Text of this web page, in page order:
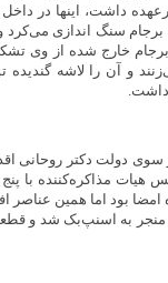
داشت، اینها در
برجام سنگ اندازی می‌کرد و
خارج شده از وی
و آن را لاشه گندیده
داشت.
سوی دولت دکتر روحانی
مذاکره‌کننده با
آماده امضا بود اما همین
منجر به اسنپ‌بک شد و